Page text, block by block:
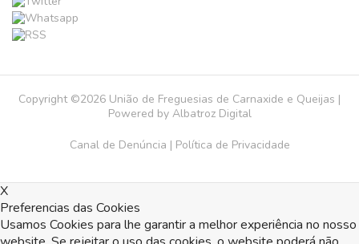
Copyright ©2026 União de Freguesias de Carnaxide e Queijas |
Powered by Albatroz Digital
Canal de Denúncia | Política de Privacidade
X
Preferencias das Cookies
Usamos Cookies para lhe garantir a melhor experiência no nosso